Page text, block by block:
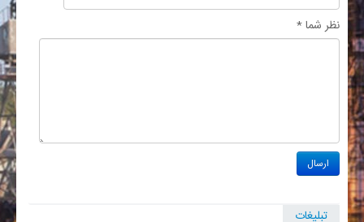
نظر شما *
تبلیغات